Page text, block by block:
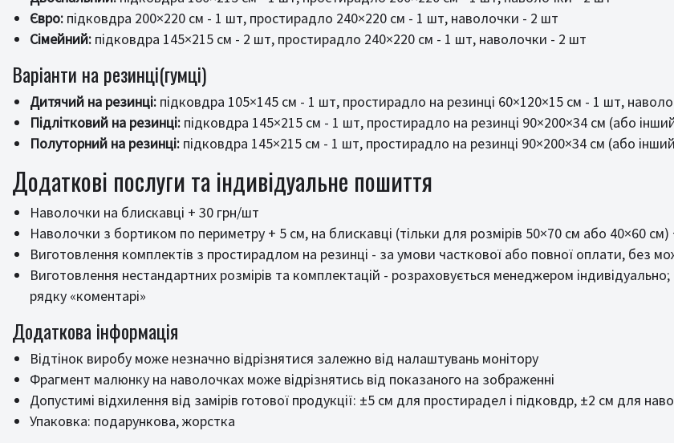
Євро: підковдра 200×220 см - 1 шт, простирадло 240×220 см - 1 шт, наволочки - 2 шт
Сімейний: підковдра 145×215 см - 2 шт, простирадло 240×220 см - 1 шт, наволочки - 2 шт
Варіанти на резинці(гумці)
Дитячий на резинці: підковдра 105×145 см - 1 шт, простирадло на резинці 60×120×15 см - 1 шт,
Підлітковий на резинці: підковдра 145×215 см - 1 шт, простирадло на резинці 90×200×34 см (або
Полуторний на резинці: підковдра 145×215 см - 1 шт, простирадло на резинці 90×200×34 см (або
Додаткові послуги та індивідуальне пошиття
Наволочки на блискавці + 30 грн/шт
Наволочки з бортиком по периметру + 5 см, на блискавці (тільки для розмірів 50×70 см або 40×60
Виготовлення комплектів з простирадлом на резинці - за умови часткової або повної оплати, без
Виготовлення нестандартних розмірів та комплектацій - розраховується менеджером
рядку «коментарі»
Додаткова інформація
Відтінок виробу може незначно відрізнятися залежно від налаштувань монітору
Фрагмент малюнку на наволочках може відрізнятись від показаного на зображенні
Допустимі відхилення від замірів готової продукції: ±5 см для простирадел і підковдр, ±2 см для
Упаковка: подарункова, жорстка